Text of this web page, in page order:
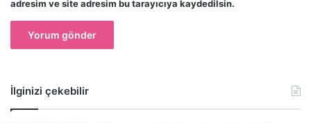
adresim ve site adresim bu tarayıcıya kaydedilsin.
İlginizi çekebilir